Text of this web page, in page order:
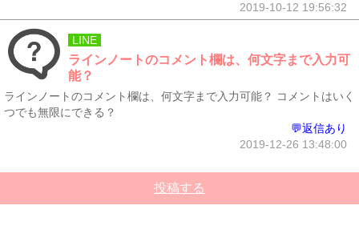
2019-10-12 19:56:32
LINE
ラインノートのコメント欄は、何文字まで入力可
能？
ラインノートのコメント欄は、何文字まで入力可能？ コメントはいく
つでも無限にできる？
💬返信あり
2019-12-26 13:48:00
投稿する